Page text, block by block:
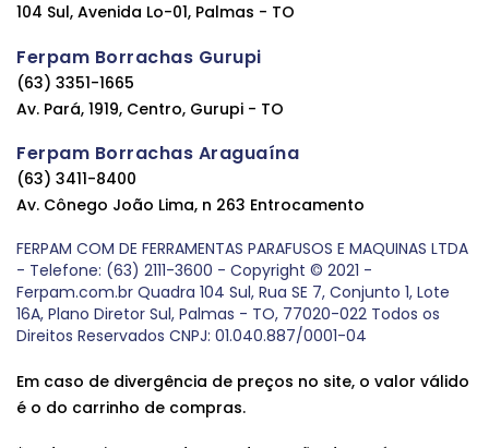
104 Sul, Avenida Lo-01, Palmas - TO
Ferpam Borrachas Gurupi
(63) 3351-1665
Av. Pará, 1919, Centro, Gurupi - TO
Ferpam Borrachas Araguaína
(63) 3411-8400
Av. Cônego João Lima, n 263 Entrocamento
FERPAM COM DE FERRAMENTAS PARAFUSOS E MAQUINAS LTDA
- Telefone: (63) 2111-3600 - Copyright © 2021 -
Ferpam.com.br Quadra 104 Sul, Rua SE 7, Conjunto 1, Lote
16A, Plano Diretor Sul, Palmas - TO, 77020-022 Todos os
Direitos Reservados CNPJ: 01.040.887/0001-04
Em caso de divergência de preços no site, o valor válido
é o do carrinho de compras.